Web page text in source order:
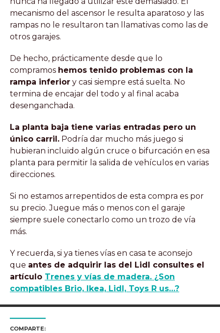
mecanismo del ascensor le resulta aparatoso y las
rampas no le resultaron tan llamativas como las de
otros garajes.
De hecho, prácticamente desde que lo
compramos hemos tenido problemas con la
rampa inferior y casi siempre está suelta. No
termina de encajar del todo y al final acaba
desenganchada.
La planta baja tiene varias entradas pero un
único carril. Podría dar mucho más juego si
hubieran incluido algún cruce o bifurcación en esa
planta para permitir la salida de vehículos en varias
direcciones.
Si no estamos arrepentidos de esta compra es por
su precio. Juegue más o menos con el garaje
siempre suele conectarlo como un trozo de vía
más.
Y recuerda, si ya tienes vías en casa te aconsejo
que antes de adquirir las del Lidl consultes el
artículo Trenes y vías de madera. ¿Son
compatibles Brio, Ikea, Lidl, Toys R us…?
COMPARTE: